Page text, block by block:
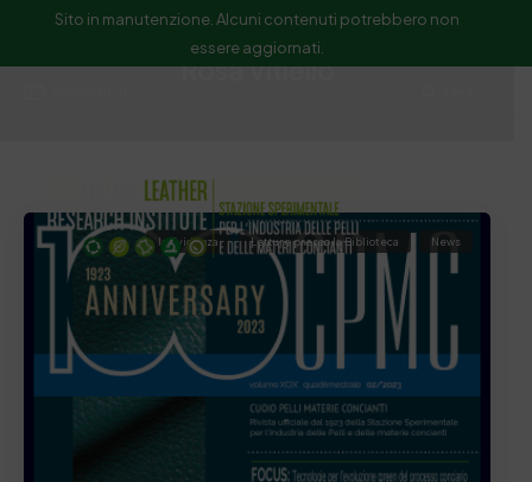
Sito in manutenzione. Alcuni contenuti potrebbero non
essere aggiornati.
Rosa Vitiello
In Evidenza Letture presso la Biblioteca News